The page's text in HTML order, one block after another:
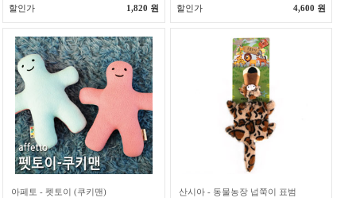
할인가 1,820 원 할인가 4,600 원
아페토 - 펫토이 (쿠키맨) 산시아 - 동물농장 넙쭉이 표범